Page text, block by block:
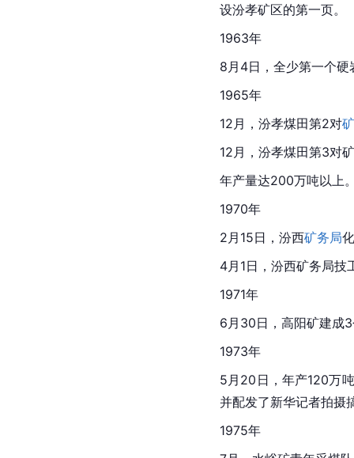
设汾孝矿区的第一页。
1963年
8月4日，全少第一个
1965年
12月，汾孝煤田第2对
12月，汾孝煤田第3对
年产量达200万吨以上
1970年
2月15日，汾西矿务局
4月1日，汾西矿务局技
1971年
6月30日，高阳矿建成
1973年
5月20日，年产120万
并配发了新华记者拍摄
1975年